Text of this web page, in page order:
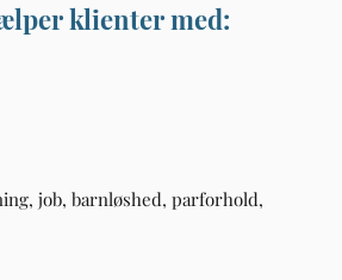
klienter med:
job, barnløshed, parforhold,